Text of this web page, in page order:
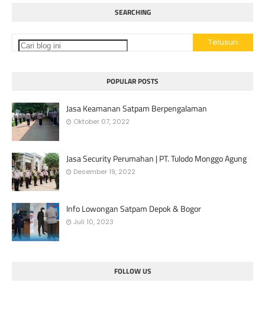
SEARCHING
POPULAR POSTS
Jasa Keamanan Satpam Berpengalaman
Oktober 07, 2022
Jasa Security Perumahan | PT. Tulodo Monggo Agung
Desember 19, 2022
Info Lowongan Satpam Depok & Bogor
Juli 10, 2023
FOLLOW US